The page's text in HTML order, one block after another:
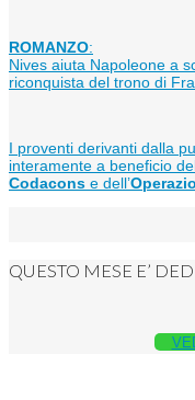
ROMANZO:
Nives aiuta Napoleone a
riconquista del trono di
I proventi derivanti dalla
interamente a beneficio
Codacons e dell’
QUESTO MESE E’